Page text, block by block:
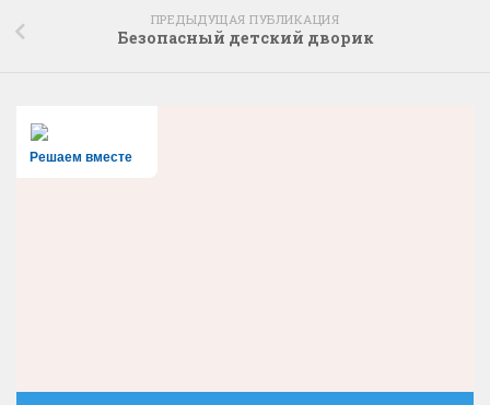
ПРЕДЫДУЩАЯ ПУБЛИКАЦИЯ
Безопасный детский дворик
Решаем вместе